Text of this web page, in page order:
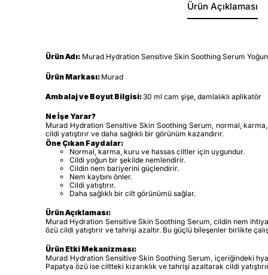
Ürün Açıklaması
Ürün Adı: Murad Hydration Sensitive Skin Soothing Serum
Ürün Markası: Murad
Ambalaj ve Boyut Bilgisi:30 ml cam şişe, damlalıklı aplikatör
Ne İşe Yarar?
Murad Hydration Sensitive Skin Soothing Serum, normal,
cildi yatıştırır ve daha sağlıklı bir görünüm kazandırır.
Öne Çıkan Faydalar:
Normal, karma, kuru ve hassas ciltler için uygundur.
Cildi yoğun bir şekilde nemlendirir.
Cildin nem bariyerini güçlendirir.
Nem kaybını önler.
Cildi yatıştırır.
Daha sağlıklı bir cilt görünümü sağlar.
Ürün Açıklaması:
Murad Hydration Sensitive Skin Soothing Serum, cildin nem
özü cildi yatıştırır ve tahrişi azaltır. Bu güçlü bileşenler birlikte
Ürün Etki Mekanizması:
Murad Hydration Sensitive Skin Soothing Serum, içeriğindeki
Papatya özü ise ciltteki kızarıklık ve tahrişi azaltarak cildi